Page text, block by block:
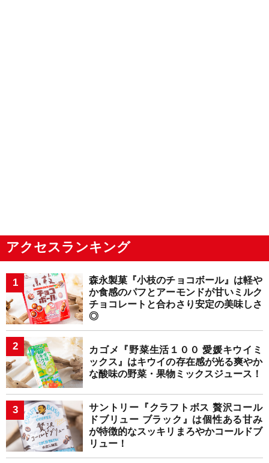
アクセスランキング
森永製菓『小枝のチョコボール』は軽や
か食感のパフとアーモンドが甘いミルク
チョコレートと合わさり安定の美味しさ
◎
カゴメ『野菜生活１００ 愛媛キウイミ
ックス』はキウイの存在感が光る爽やか
な酸味の野菜・果物ミックスジュース！
サントリー『クラフトボス 贅沢コール
ドブリュー ブラック』は個性ある甘み
が特徴的なスッキリまろやかコールドブ
リュー！